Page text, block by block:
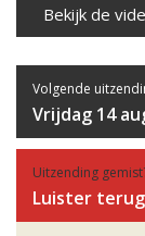
Bekijk de
Volgende
Vrijdag 14
Uitzending
Luister terug